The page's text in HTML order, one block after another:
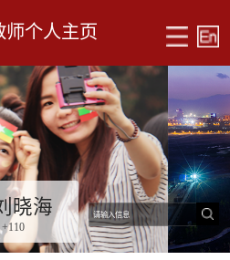
师个人主页
晓海
+110